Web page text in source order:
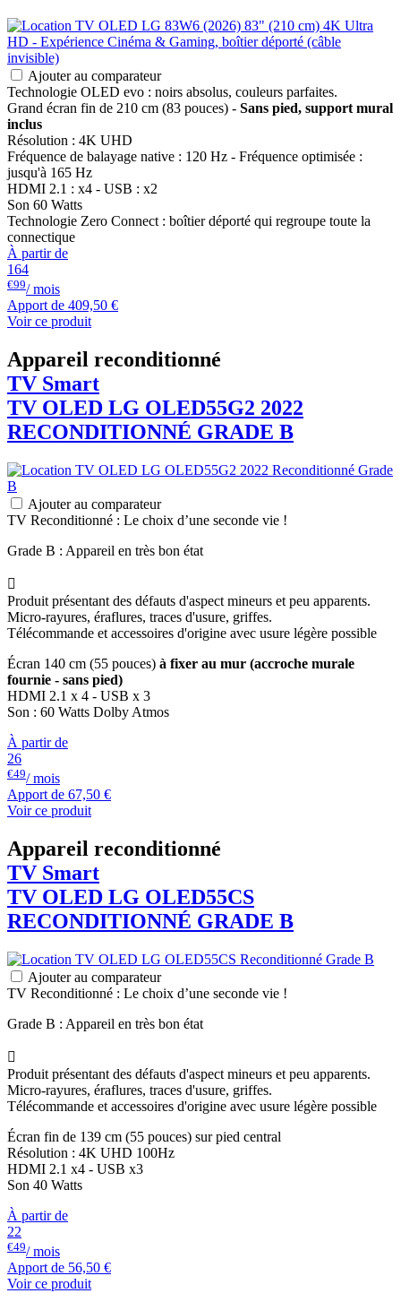
Ajouter au comparateur
Technologie OLED evo : noirs absolus, couleurs parfaites.
Grand écran fin de 210 cm (83 pouces) - Sans pied, support mural
inclus
Résolution : 4K UHD
Fréquence de balayage native : 120 Hz - Fréquence optimisée :
jusqu'à 165 Hz
HDMI 2.1 : x4 - USB : x2
Son 60 Watts
Technologie Zero Connect : boîtier déporté qui regroupe toute la
connectique
À partir de
164
€99/ mois
Apport de 409,50 €
Voir ce produit
Appareil reconditionné
TV Smart
TV OLED LG OLED55G2 2022
RECONDITIONNÉ GRADE B
Ajouter au comparateur
TV Reconditionné : Le choix d’une seconde vie !
Grade B : Appareil en très bon état

Produit présentant des défauts d'aspect mineurs et peu apparents.
Micro-rayures, éraflures, traces d'usure, griffes.
Télécommande et accessoires d'origine avec usure légère possible
Écran 140 cm (55 pouces) à fixer au mur (accroche murale
fournie - sans pied)
HDMI 2.1 x 4 - USB x 3
Son : 60 Watts Dolby Atmos
À partir de
26
€49/ mois
Apport de 67,50 €
Voir ce produit
Appareil reconditionné
TV Smart
TV OLED LG OLED55CS
RECONDITIONNÉ GRADE B
Ajouter au comparateur
TV Reconditionné : Le choix d’une seconde vie !
Grade B : Appareil en très bon état

Produit présentant des défauts d'aspect mineurs et peu apparents.
Micro-rayures, éraflures, traces d'usure, griffes.
Télécommande et accessoires d'origine avec usure légère possible
Écran fin de 139 cm (55 pouces) sur pied central
Résolution : 4K UHD 100Hz
HDMI 2.1 x4 - USB x3
Son 40 Watts
À partir de
22
€49/ mois
Apport de 56,50 €
Voir ce produit